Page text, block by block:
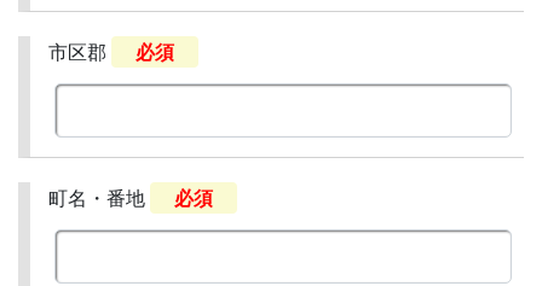
市区郡 必須
町名・番地 必須